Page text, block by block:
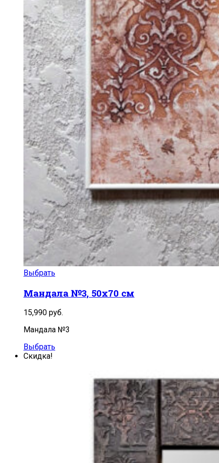
Выбрать
Мандала №3, 50х70 см
15,990 руб.
Мандала №3
Выбрать
Скидка!